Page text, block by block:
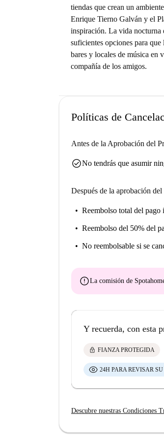
tiendas que crean un
Enrique Tierno Galván y el
inspiración. La vida nocturna
suficientes opciones para
bares y locales de música en
compañía de los amigos.
Políticas de
Antes de la Aprobación del
check_circleNo tendrás que asumir
Después de la aprobación
Reembolso total del pago
Reembolso del 50% del
No reembolsable si se
errorLa comisión de
Y recuerda, con esta
lock FIANZA PROTEGIDA
24H PARA REVISAR
Descubre nuestras Condiciones